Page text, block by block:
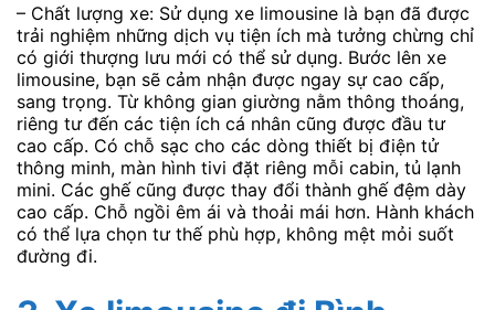
– Chất lượng xe: Sử dụng xe limousine là bạn đã được
trải nghiệm những dịch vụ tiện ích mà tưởng chừng chỉ
có giới thượng lưu mới có thể sử dụng. Bước lên xe
limousine, bạn sẽ cảm nhận được ngay sự cao cấp,
sang trọng. Từ không gian giường nằm thông thoáng,
riêng tư đến các tiện ích cá nhân cũng được đầu tư
cao cấp. Có chỗ sạc cho các dòng thiết bị điện tử
thông minh, màn hình tivi đặt riêng mỗi cabin, tủ lạnh
mini. Các ghế cũng được thay đổi thành ghế đệm dày
cao cấp. Chỗ ngồi êm ái và thoải mái hơn. Hành khách
có thể lựa chọn tư thế phù hợp, không mệt mỏi suốt
đường đi.